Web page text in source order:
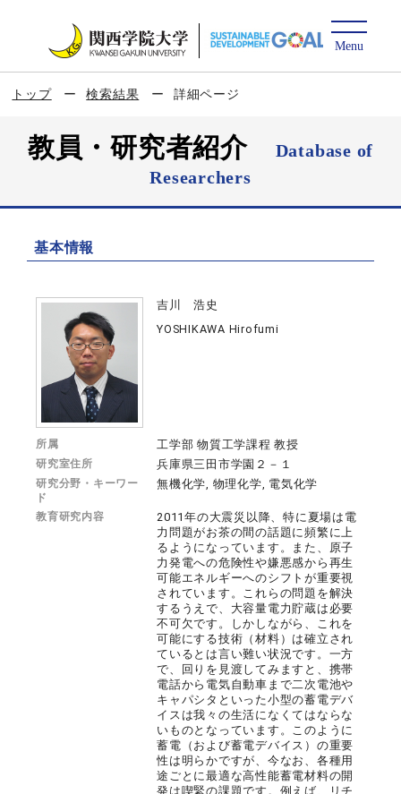
トップ 検索結果 詳細ページ
教員・研究者紹介
Database of
Researchers
基本情報
吉川 浩史
YOSHIKAWA Hirofumi
所属 工学部 物質工学課程 教授
研究室住所 兵庫県三田市学園２－１
研究分野・キーワー
ド
無機化学, 物理化学, 電気化学
教育研究内容
2011年の大震災以降、特に夏場は電
力問題がお茶の間の話題に頻繁に上
るようになっています。また、原子
力発電への危険性や嫌悪感から再生
可能エネルギーへのシフトが重要視
されています。これらの問題を解決
するうえで、大容量電力貯蔵は必要
不可欠です。しかしながら、これを
可能にする技術（材料）は確立され
ているとは言い難い状況です。一方
で、回りを見渡してみますと、携帯
電話から電気自動車まで二次電池や
キャパシタといった小型の蓄電デバ
イスは我々の生活になくてはならな
いものとなっています。このように
蓄電（および蓄電デバイス）の重要
性は明らかですが、今なお、各種用
途ごとに最適な高性能蓄電材料の開
発は喫緊の課題です。例えば、リチ